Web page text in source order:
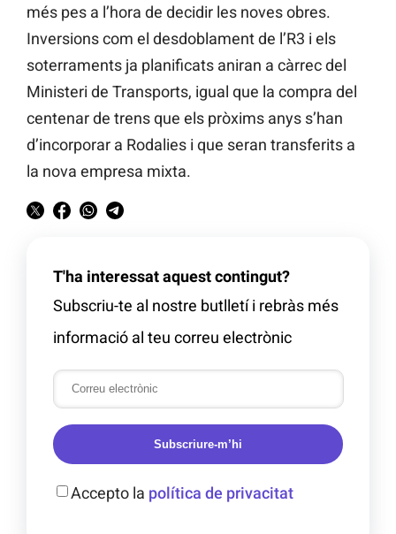
més pes a l’hora de decidir les noves obres.
Inversions com el desdoblament de l’R3 i els
soterraments ja planificats aniran a càrrec del
Ministeri de Transports, igual que la compra del
centenar de trens que els pròxims anys s’han
d’incorporar a Rodalies i que seran transferits a
la nova empresa mixta.
T'ha interessat aquest contingut?
Subscriu-te al nostre butlletí i rebràs més
informació al teu correu electrònic
Subscriure-m’hi
Accepto la política de privacitat